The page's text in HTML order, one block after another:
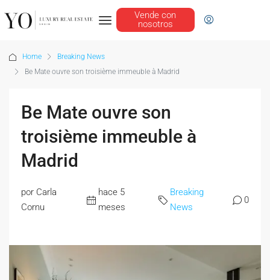
Vende con
nosotros
Home
Breaking News
Be Mate ouvre son troisième immeuble à Madrid
Be Mate ouvre son
troisième immeuble à
Madrid
por Carla
Cornu
hace 5
meses
Breaking
News
0